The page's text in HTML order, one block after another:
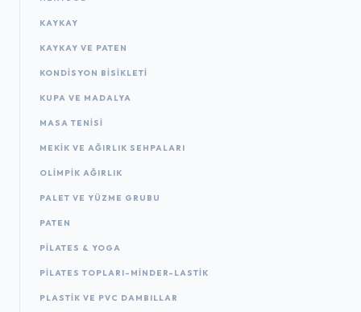
KAYKAY
KAYKAY VE PATEN
KONDISYON BISIKLETI
KUPA VE MADALYA
MASA TENISI
MEKIK VE AĞIRLIK SEHPALARI
OLIMPIK AĞIRLIK
PALET VE YÜZME GRUBU
PATEN
PILATES & YOGA
PILATES TOPLARI-MINDER-LASTIK
PLASTIK VE PVC DAMBILLAR